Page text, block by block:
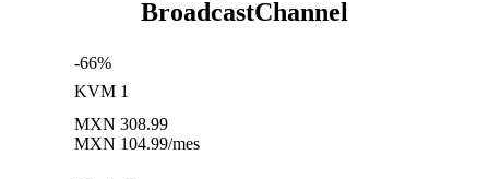
BroadcastChannel
-66%
KVM 1
MXN 308.99
MXN 104.99/mes